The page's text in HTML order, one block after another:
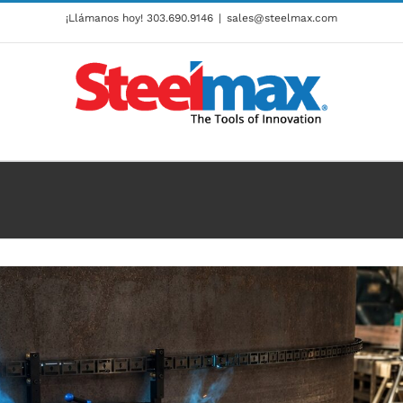
¡Llámanos hoy! 303.690.9146 | sales@steelmax.com